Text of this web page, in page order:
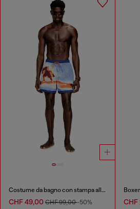
Costume da bagno con stampa all-over di tavole da surf
CHF 49,00 CHF 99,00-50%